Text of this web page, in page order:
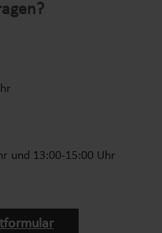
in neuem Tab)
und 13:00-15:00 Uhr